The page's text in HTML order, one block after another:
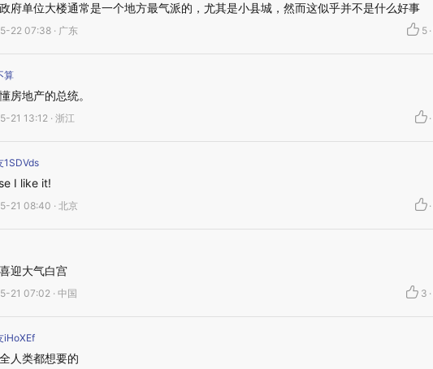
府单位大楼通常是一个地方最气派的，尤其是小县城，然而这似乎并不是什么好事
22 07:38 · 广东 5 ·
算
房地产的总统。
21 13:12 · 浙江 ·
1SDVds
I like it!
21 08:40 · 北京 ·
迎大气白宫
21 07:02 · 中国 3 ·
iHoXEf
人类都想要的